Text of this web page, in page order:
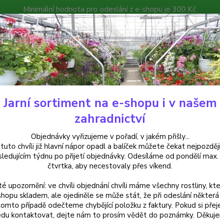
Minimální hodnota pro odeslání z e-shopu je 300 Kč.
můžete čekat nejpozději v následujícím týdnu po přijetí
Poradna Kontakty
Hledat
Bylinky a léčivky Kontryhel-Alchemilla xanthochlora (kontryhel
Alchemilla
na prodejně
Jarní sortiment na e-shopu i v našem
zahradnictví
Objednávky vyřizujeme v pořadí, v jakém přišly...
chvíli již hlavní nápor opadl a balíček můžete čekat
týdnu po přijetí objednávky. Odesíláme od pondělí
čtvrtka, aby necestovaly přes víkend.
upozornění: ve chvíli objednání chvíli máme všechny rostliny,
skladem, ale ojediněle se může stát, že při odeslání některá
případě odečteme chybějící položku z faktury. Pokud si
kontaktovat, dejte nám to prosím vědět do poznámky.